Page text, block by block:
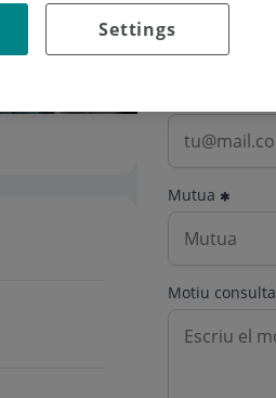
Mutua
Motiu consulta
Settings